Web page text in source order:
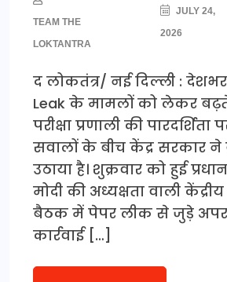
TEAM THE
LOKTANTRA
JULY 24,
2026
द लोकतंत्र/ नई दिल्ली :
Leak के मामलों को लेकर
परीक्षा प्रणाली की पारदर्शिता
सवालों के बीच केंद्र सरकार
उठाया है। शुक्रवार को हुई
मोदी की अध्यक्षता वाली
बैठक में पेपर लीक से जुड़े
कार्रवाई […]